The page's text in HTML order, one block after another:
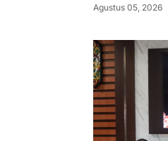
Agustus 05, 2026